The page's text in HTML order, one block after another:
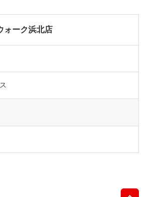
ォーク浜北店